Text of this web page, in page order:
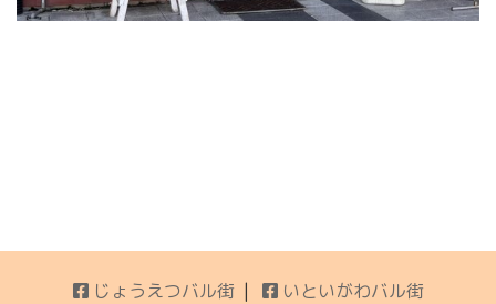
じょうえつバル街 いといがわバル街